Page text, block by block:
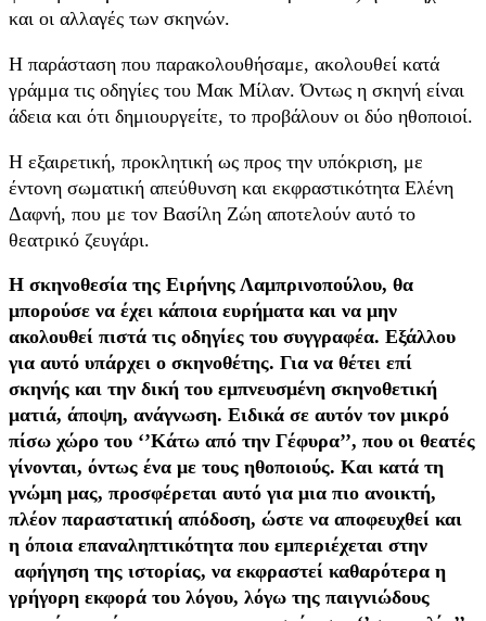
και οι αλλαγές των σκηνών.
Η παράσταση που παρακολουθήσαμε, ακολουθεί κατά
γράμμα τις οδηγίες του Μακ Μίλαν. Όντως η σκηνή είναι
άδεια και ότι δημιουργείτε, το προβάλουν οι δύο ηθοποιοί.
Η εξαιρετική, προκλητική ως προς την υπόκριση, με
έντονη σωματική απεύθυνση και εκφραστικότητα Ελένη
Δαφνή, που με τον Βασίλη Ζώη αποτελούν αυτό το
θεατρικό ζευγάρι.
Η σκηνοθεσία της Ειρήνης Λαμπρινοπούλου, θα
μπορούσε να έχει κάποια ευρήματα και να μην
ακολουθεί πιστά τις οδηγίες του συγγραφέα. Εξάλλου
για αυτό υπάρχει ο σκηνοθέτης. Για να θέτει επί
σκηνής και την δική του εμπνευσμένη σκηνοθετική
ματιά, άποψη, ανάγνωση. Ειδικά σε αυτόν τον μικρό
πίσω χώρο του ‘’Κάτω από την Γέφυρα’’, που οι θεατές
γίνονται, όντως ένα με τους ηθοποιούς. Και κατά τη
γνώμη μας, προσφέρεται αυτό για μια πιο ανοικτή,
πλέον παραστατική απόδοση, ώστε να αποφευχθεί και
η όποια επαναληπτικότητα που εμπεριέχεται στην
αφήγηση της ιστορίας, να εκφραστεί καθαρότερα η
γρήγορη εκφορά του λόγου, λόγω της παιγνιώδους